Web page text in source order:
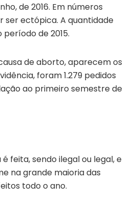
de 2016. Em números
ser ectópica. A quantidade
de 2015.
de aborto, aparecem os
foram 1.279 pedidos
ao primeiro semestre de
feita, sendo ilegal ou legal, e
na grande maioria das
todo o ano.